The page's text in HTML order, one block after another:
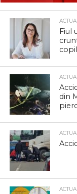
Fiul
din